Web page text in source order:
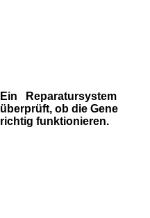
Ein Reparatursystem
überprüft, ob die Gene
richtig funktionieren.